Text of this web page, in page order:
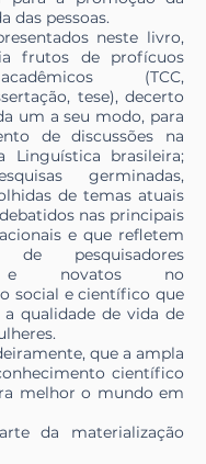
das pessoas.
neste livro,
frutos de profícuos
(TCC,
tese), decerto
um a seu modo, para
de discussões na
Linguística brasileira;
germinadas,
de temas atuais
nas principais
e que refletem
pesquisadores
e novatos no
social e científico que
qualidade de vida de
que a ampla
científico
melhor o mundo em
da materialização